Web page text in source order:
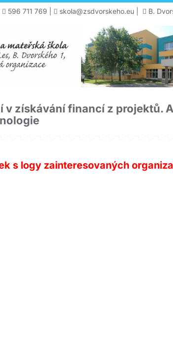
596 711 769 skola@zsdvorskeho.eu B.
v získávání financí z projektů.
s logy zainteresovaných